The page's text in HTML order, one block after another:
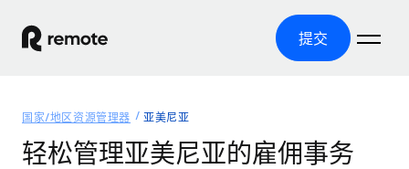
提交
产品
国家/地区资源管理器 亚美尼亚
轻松管理亚美尼亚的雇佣事务